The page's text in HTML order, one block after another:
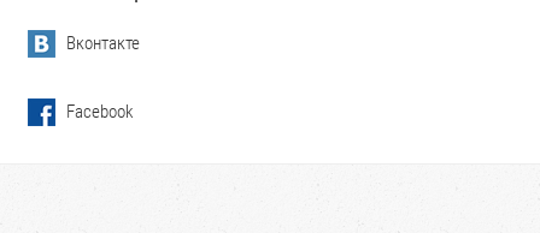
Вконтакте
Facebook